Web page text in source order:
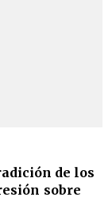
de los
sobre